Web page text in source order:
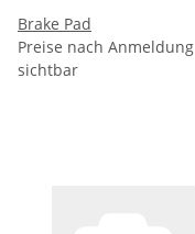
Brake Pad
Preise nach Anmeldung
sichtbar